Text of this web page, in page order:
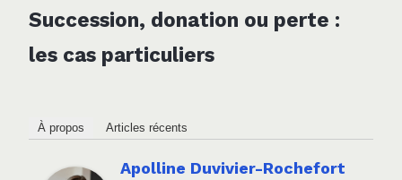
Succession, donation ou perte :
les cas particuliers
À propos Articles récents
Apolline Duvivier-Rochefort